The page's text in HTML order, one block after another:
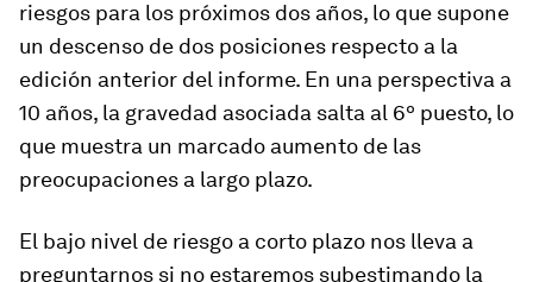
riesgos para los próximos dos años, lo que supone
un descenso de dos posiciones respecto a la
edición anterior del informe. En una perspectiva a
10 años, la gravedad asociada salta al 6º puesto, lo
que muestra un marcado aumento de las
preocupaciones a largo plazo.
El bajo nivel de riesgo a corto plazo nos lleva a
preguntarnos si no estaremos subestimando la